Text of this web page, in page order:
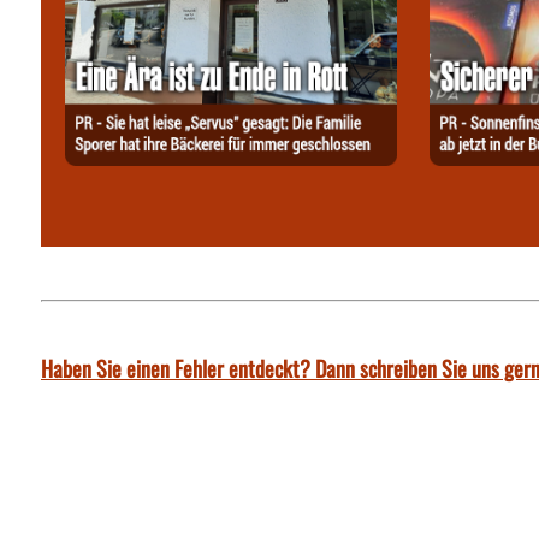
Haben Sie einen Fehler entdeckt? Dann schreiben Sie uns